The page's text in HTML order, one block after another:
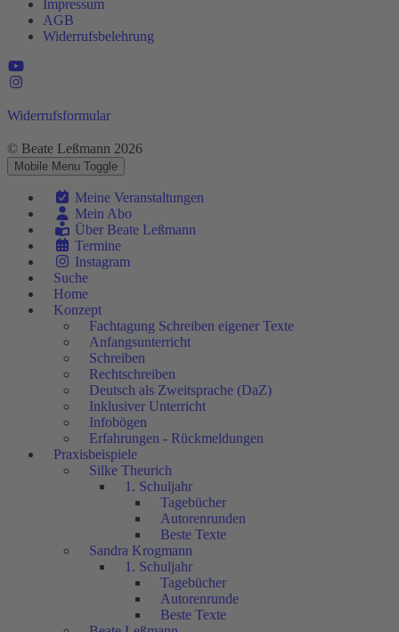
Impressum
AGB
Widerrufsbelehrung
Widerrufsformular
© Beate Leßmann 2026
Mobile Menu Toggle
Meine Veranstaltungen
Mein Abo
Über Beate Leßmann
Termine
Instagram
Suche
Home
Konzept
Fachtagung Schreiben eigener Texte
Anfangsunterricht
Schreiben
Rechtschreiben
Deutsch als Zweitsprache (DaZ)
Inklusiver Unterricht
Infobögen
Erfahrungen - Rückmeldungen
Praxisbeispiele
Silke Theurich
1. Schuljahr
Tagebücher
Autorenrunden
Beste Texte
Sandra Krogmann
1. Schuljahr
Tagebücher
Autorenrunde
Beste Texte